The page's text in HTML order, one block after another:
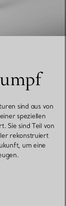
sind aus von
speziellen
Sie sind Teil von
rekonstruiert
um eine